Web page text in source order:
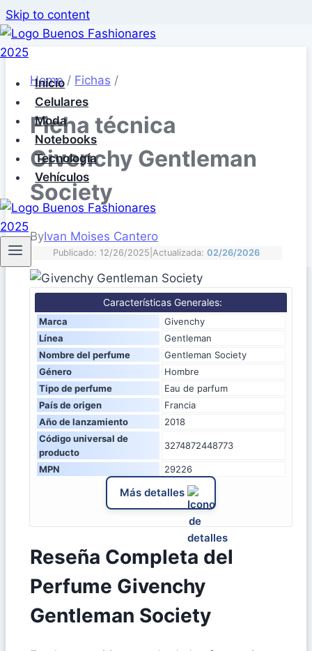
Skip to content
Inicio
Celulares
Moda
Notebooks
Tecnología
Vehículos
Home / Fichas /
Ficha técnica
Givenchy Gentleman
Society
ByIvan Moises Cantero
Publicado: 12/26/2025 Actualizada: 02/26/2026
Características Generales:
Marca
Givenchy
Línea
Gentleman
Nombre del perfume
Gentleman Society
Género
Hombre
Tipo de perfume
Eau de parfum
País de origen
Francia
Año de lanzamiento
2018
Código universal de
producto
3274872448773
MPN 29226
Más detalles
Reseña Completa del
Perfume Givenchy
Gentleman Society